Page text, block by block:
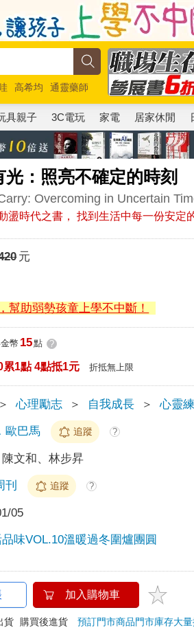
高希均
通靈藥師
具親子 3C電玩 家電 居家休閒
：照亮不確定的時刻
Overcoming in Uncertain
盪時代之書， 找到生活中每一份安定
元
幫助弱勢孩童上學不中斷！
幣 15點 ?
累1點 4點抵1元 折抵無上限
＞ 心理勵志 ＞ 自我成長 ＞ 心靈
歐巴馬 追蹤 ?
文和、林步昇
刊 追蹤 ?
05
味VOL.10溫暖過冬圍爐團圓
加入購物車
貨 購買後進貨預訂門市商品門市庫存大